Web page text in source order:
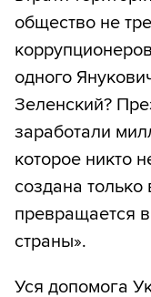
общество не
одного
Зеленский?
заработали
которое никто
создана
превращается
страны».
Уся допомога